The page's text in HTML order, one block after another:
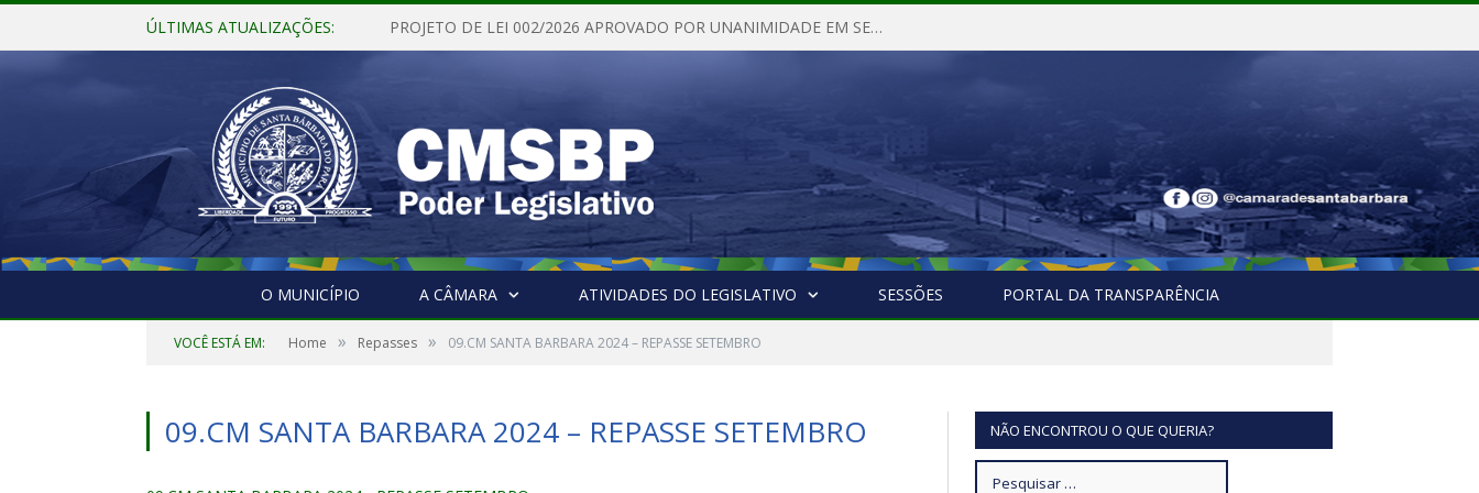
ÚLTIMAS ATUALIZAÇÕES: PROJETO DE LEI 002/2026 APROVADO POR UNANIMIDADE EM SESSÃO ORDINÁRIA NESTA QUINTA – FEIRA 28 DE MAIO DE 2026
O MUNICÍPIO A CÂMARA ATIVIDADES DO LEGISLATIVO SESSÕES PORTAL DA TRANSPARÊNCIA
VOCÊ ESTÁ EM: Home » Repasses » 09.CM SANTA BARBARA 2024 – REPASSE SETEMBRO
09.CM SANTA BARBARA 2024 – REPASSE SETEMBRO NÃO ENCONTROU O QUE QUERIA?